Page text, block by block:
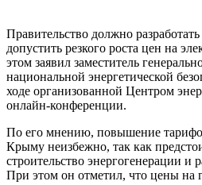
Правительство должно
допустить резкого роста цен на
этом заявил заместитель
национальной энергетической
ходе организованной Центром
онлайн-конференции.
По его мнению, повышение
Крыму неизбежно, так как
строительство энергогенерации и
При этом он отметил, что цены на